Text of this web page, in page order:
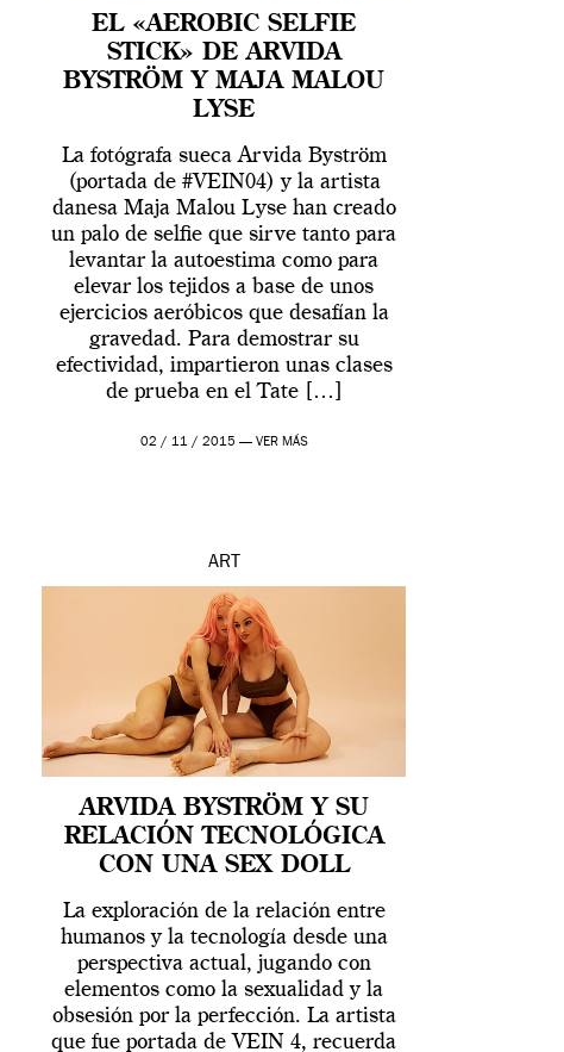
EL «AEROBIC SELFIE
STICK» DE ARVIDA
BYSTRÖM Y MAJA MALOU
LYSE
La fotógrafa sueca Arvida Byström
(portada de #VEIN04) y la artista
danesa Maja Malou Lyse han creado
un palo de selfie que sirve tanto para
levantar la autoestima como para
elevar los tejidos a base de unos
ejercicios aeróbicos que desafían la
gravedad. Para demostrar su
efectividad, impartieron unas clases
de prueba en el Tate […]
02 / 11 / 2015 — VER MÁS
ART
ARVIDA BYSTRÖM Y SU
RELACIÓN TECNOLÓGICA
CON UNA SEX DOLL
La exploración de la relación entre
humanos y la tecnología desde una
perspectiva actual, jugando con
elementos como la sexualidad y la
obsesión por la perfección. La artista
que fue portada de VEIN 4, recuerda